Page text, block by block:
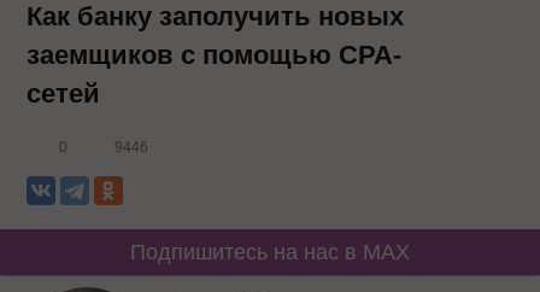
Как банку заполучить новых
заемщиков с помощью CPA-
сетей
0 9446
Подпишитесь на нас в MAX